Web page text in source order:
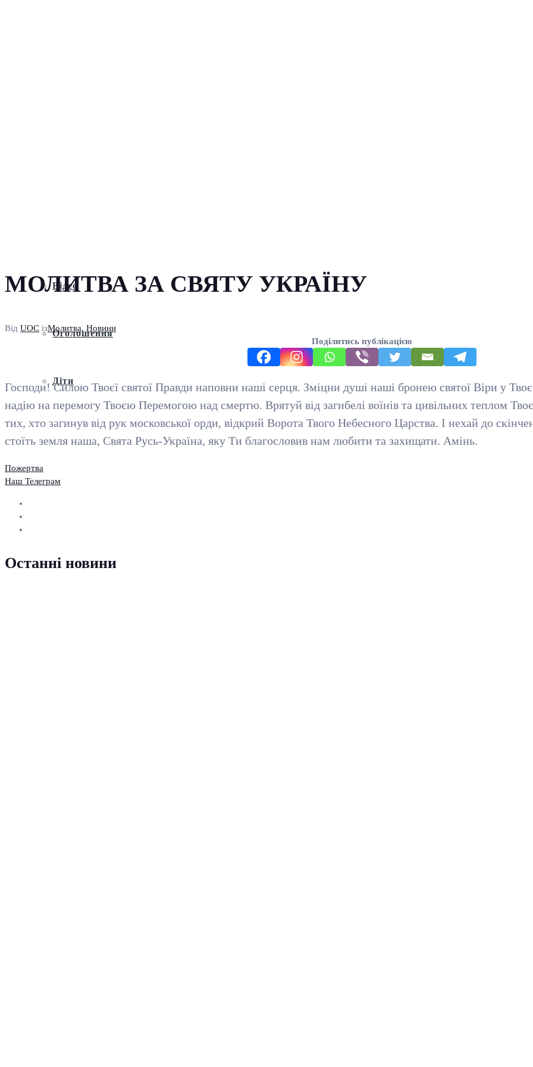
Відео
Оголошення
Діти
МОЛИТВА ЗА СВЯТУ УКРАЇНУ
Від UOC ізМолитва, Новини
Поділитись публікацією
Господи! Силою Твоєї святої Правди наповни наші серця. Зміцни душі наші бронею святої Віри у
надію на перемогу Твоєю Перемогою над смертю. Врятуй від загибелі воїнів та цивільних теплом
тих, хто загинув від рук московської орди, відкрий Ворота Твого Небесного Царства. І нехай до
стоїть земля наша, Свята Русь-Україна, яку Ти благословив нам любити та захищати. Амінь.
Пожертва
Наш Телеграм
Останні новини